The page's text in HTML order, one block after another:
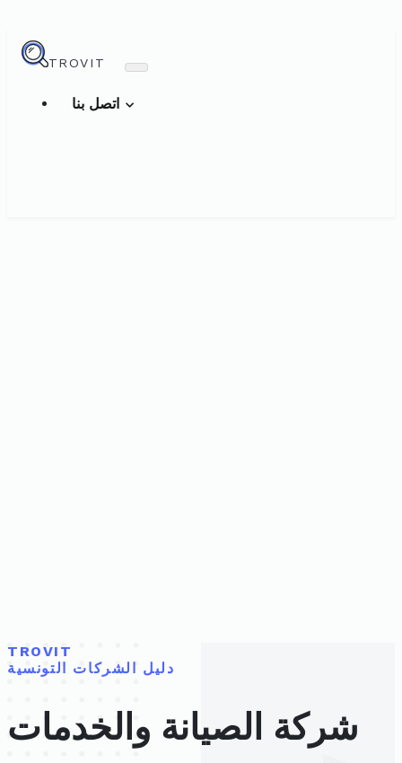
TROVIT
TROVIT
دليل الشركات التونسية
شركة الصيانة والخدمات